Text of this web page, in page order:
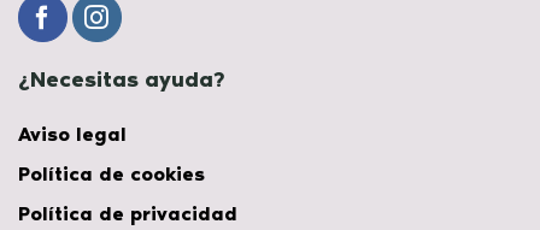
¿Necesitas ayuda?
Aviso legal
Política de cookies
Política de privacidad